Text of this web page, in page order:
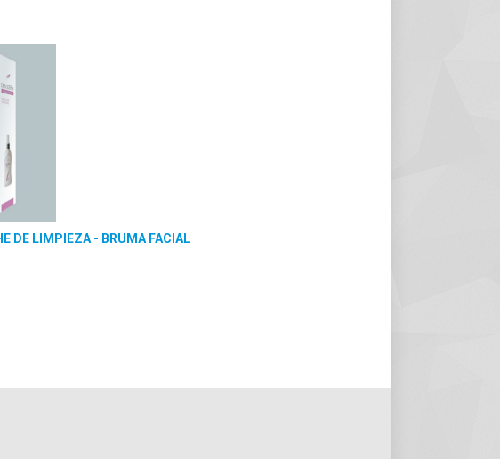
DE LIMPIEZA - BRUMA FACIAL